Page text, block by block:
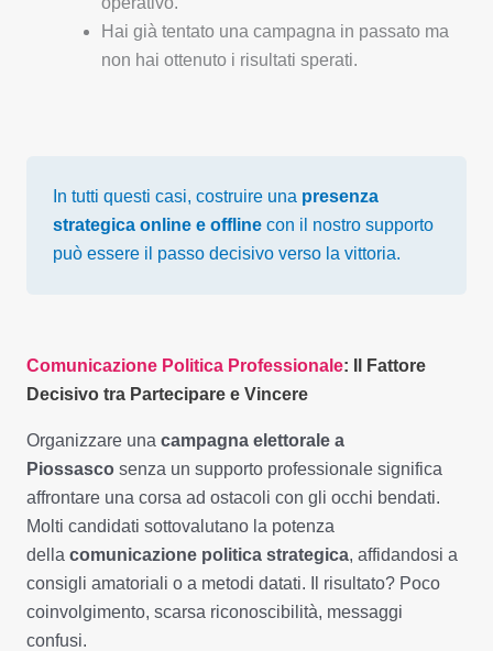
Hai già tentato una campagna in passato ma
non hai ottenuto i risultati sperati.
In tutti questi casi, costruire una presenza
strategica online e offline con il nostro supporto
può essere il passo decisivo verso la vittoria.
Comunicazione Politica Professionale: Il Fattore
Decisivo tra Partecipare e Vincere
Organizzare una campagna elettorale a
Piossasco senza un supporto professionale significa
affrontare una corsa ad ostacoli con gli occhi bendati.
Molti candidati sottovalutano la potenza
della comunicazione politica strategica, affidandosi a
consigli amatoriali o a metodi datati. Il risultato? Poco
coinvolgimento, scarsa riconoscibilità, messaggi
confusi.